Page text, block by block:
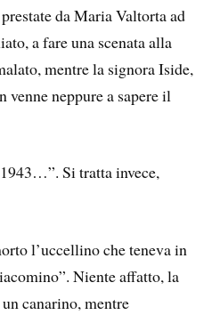
da Maria Valtorta ad
a fare una scenata alla
mentre la signora Iside,
venne neppure a sapere il
Si tratta invece,
l’uccellino che teneva in
Niente affatto, la
canarino, mentre